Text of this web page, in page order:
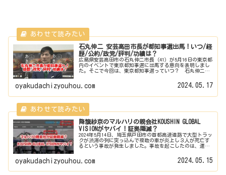
石丸伸二 安芸高田市長が都知事選出馬！いつ/経
歴/公約/政党/評判/功績は？
広島県安芸高田市の石丸伸二市長（41）が5月16日の東京都
内のイベントで東京都知事選に出馬する意向を表明しまし
た。そこで今回は、東京都知事選っていつ？ 石丸伸二市
oyakudachizyouhou.com 2024.05.17
降籏紗京のマルハリの親会社KOUSHIN GLOBAL
VISIONがヤバイ！証拠隠滅？
2024年5月14日、埼玉県戸田市の首都高速道路で大型トラッ
クが渋滞の列に突っ込んで複数の車が炎上し３人が死亡す
るという事故が発生しました。事故を起こしたのは、運送
oyakudachizyouhou.com 2024.05.15